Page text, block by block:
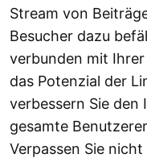
Stream von
Besucher dazu
verbunden mit
das Potenzial der
verbessern Sie
gesamte
Verpassen Sie